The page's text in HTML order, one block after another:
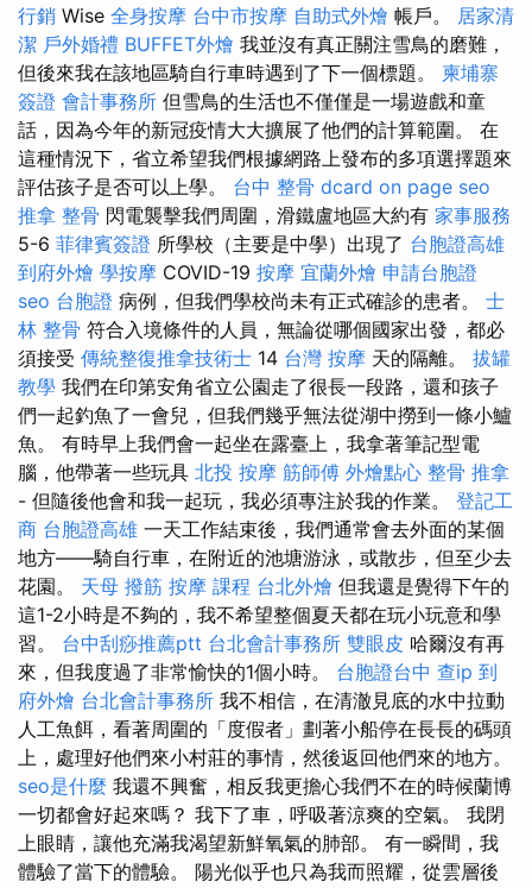
行銷 Wise 全身按摩 台中市按摩 自助式外燴 帳戶。 居家清
潔 戶外婚禮 BUFFET外燴 我並沒有真正關注雪鳥的磨難，
但後來我在該地區騎自行車時遇到了下一個標題。 柬埔寨
簽證 會計事務所 但雪鳥的生活也不僅僅是一場遊戲和童
話，因為今年的新冠疫情大大擴展了他們的計算範圍。 在
這種情況下，省立希望我們根據網路上發布的多項選擇題來
評估孩子是否可以上學。 台中 整骨 dcard on page seo
推拿 整骨 閃電襲擊我們周圍，滑鐵盧地區大約有 家事服務
5-6 菲律賓簽證 所學校（主要是中學）出現了 台胞證高雄
到府外燴 學按摩 COVID-19 按摩 宜蘭外燴 申請台胞證
seo 台胞證 病例，但我們學校尚未有正式確診的患者。 士
林 整骨 符合入境條件的人員，無論從哪個國家出發，都必
須接受 傳統整復推拿技術士 14 台灣 按摩 天的隔離。 拔罐
教學 我們在印第安角省立公園走了很長一段路，還和孩子
們一起釣魚了一會兒，但我們幾乎無法從湖中撈到一條小鱸
魚。 有時早上我們會一起坐在露臺上，我拿著筆記型電
腦，他帶著一些玩具 北投 按摩 筋師傅 外燴點心 整骨 推拿
- 但隨後他會和我一起玩，我必須專注於我的作業。 登記工
商 台胞證高雄 一天工作結束後，我們通常會去外面的某個
地方——騎自行車，在附近的池塘游泳，或散步，但至少去
花園。 天母 撥筋 按摩 課程 台北外燴 但我還是覺得下午的
這1-2小時是不夠的，我不希望整個夏天都在玩小玩意和學
習。 台中刮痧推薦ptt 台北會計事務所 雙眼皮 哈爾沒有再
來，但我度過了非常愉快的1個小時。 台胞證台中 查ip 到
府外燴 台北會計事務所 我不相信，在清澈見底的水中拉動
人工魚餌，看著周圍的「度假者」劃著小船停在長長的碼頭
上，處理好他們來小村莊的事情，然後返回他們來的地方。
seo是什麼 我還不興奮，相反我更擔心我們不在的時候蘭博
一切都會好起來嗎？ 我下了車，呼吸著涼爽的空氣。 我閉
上眼睛，讓他充滿我渴望新鮮氧氣的肺部。 有一瞬間，我
體驗了當下的體驗。 陽光似乎也只為我而照耀，從雲層後